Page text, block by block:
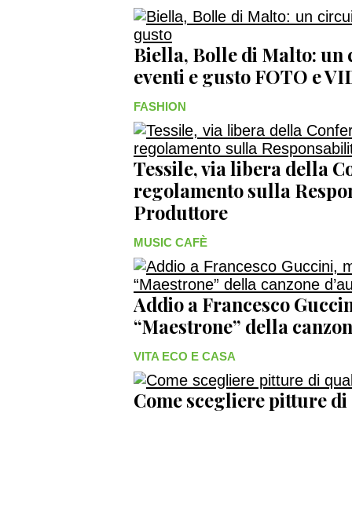
Biella, Bolle di Malto:
eventi e gusto FOTO e
FASHION
Tessile, via libera della
regolamento sulla
Produttore
MUSIC CAFÈ
Addio a Francesco
“Maestrone” della
VITA ECO E CASA
Come scegliere pitture